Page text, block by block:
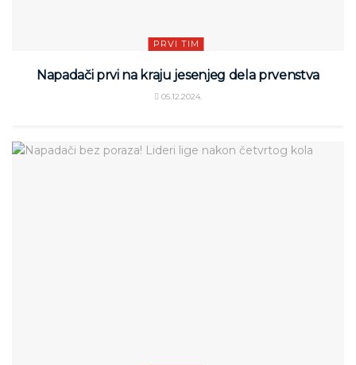
PRVI TIM
Napadači prvi na kraju jesenjeg dela prvenstva
05.12.2024.